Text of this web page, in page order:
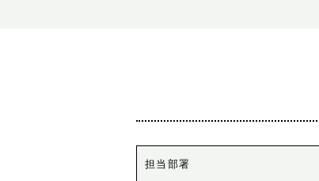
担当部署